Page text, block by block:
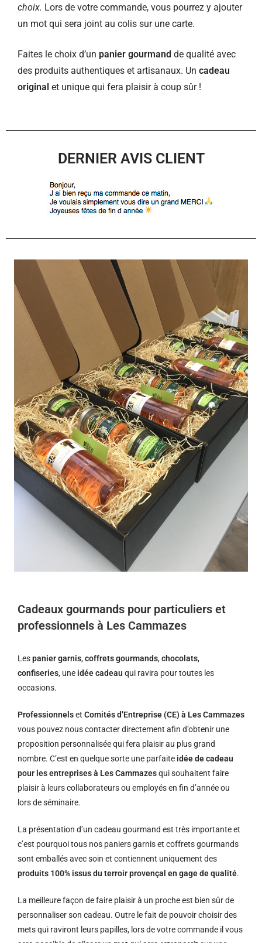
choix. Lors de votre commande, vous pourrez y ajouter
un mot qui sera joint au colis sur une carte.
Faites le choix d’un panier gourmand de qualité avec
des produits authentiques et artisanaux. Un cadeau
original et unique qui fera plaisir à coup sûr !
DERNIER AVIS CLIENT
Cadeaux gourmands pour particuliers et
professionnels à Les Cammazes
Lespanier garnis,coffrets gourmands,chocolats,
confiseries, une idée cadeau qui ravira pour toutes les
occasions.
Professionnelset Comités d’Entreprise (CE) à Les Cammazes
vous pouvez nous contacter directement afin d’obtenir une
proposition personnalisée qui fera plaisir au plus grand
nombre. C’est en quelque sorte une parfaite idée de cadeau
pour les entreprises à Les Cammazesqui souhaitent faire
plaisir à leurs collaborateurs ou employés en fin d’année ou
lors de séminaire.
La présentation d’un cadeau gourmand est très importante et
c’est pourquoi tous nos paniers garnis et coffrets gourmands
sont emballés avec soin et contiennent uniquement des
produits 100% issus du terroir provençal en gage de qualité.
La meilleure façon de faire plaisir à un proche est bien sûr de
personnaliser son cadeau. Outre le fait de pouvoir choisir des
mets qui raviront leurs papilles, lors de votre commande il vous